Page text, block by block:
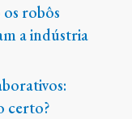
robôs
a indústria
certo?